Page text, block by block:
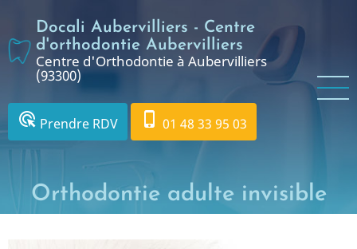
contenu
principal
Docali Aubervilliers - Centre
d'orthodontie Aubervilliers
Centre d'Orthodontie à Aubervilliers
(93300)
ads_click Prendre RDV phone_iphone 01 48 33 95 03
Orthodontie adulte invisible